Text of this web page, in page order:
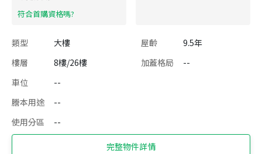
​符合首購資格嗎?
類型 大樓 屋齡
9.5年
樓層
8樓/26樓 加蓋格局
--
車位
--
謄本用途
--
使用分區
--
完整物件詳情